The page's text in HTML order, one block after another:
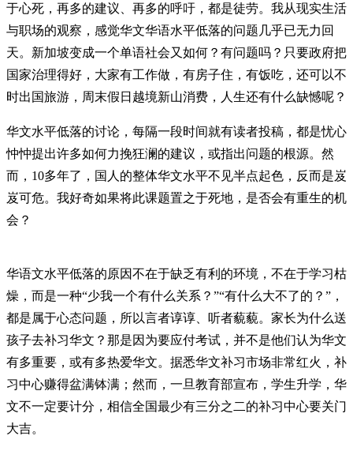
于心死，再多的建议、再多的呼吁，都是徒劳。我从现实生活
与职场的观察，感觉华文华语水平低落的问题几乎已无力回
天。新加坡变成一个单语社会又如何？有问题吗？只要政府把
国家治理得好，大家有工作做，有房子住，有饭吃，还可以不
时出国旅游，周末假日越境新山消费，人生还有什么缺憾呢？
华文水平低落的讨论，每隔一段时间就有读者投稿，都是忧心
忡忡提出许多如何力挽狂澜的建议，或指出问题的根源。然
而，10多年了，国人的整体华文水平不见半点起色，反而是岌
岌可危。我好奇如果将此课题置之于死地，是否会有重生的机
会？
华语文水平低落的原因不在于缺乏有利的环境，不在于学习枯
燥，而是一种“少我一个有什么关系？”“有什么大不了的？”，
都是属于心态问题，所以言者谆谆、听者藐藐。家长为什么送
孩子去补习华文？那是因为要应付考试，并不是他们认为华文
有多重要，或有多热爱华文。据悉华文补习市场非常红火，补
习中心赚得盆满钵满；然而，一旦教育部宣布，学生升学，华
文不一定要计分，相信全国最少有三分之二的补习中心要关门
大吉。